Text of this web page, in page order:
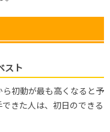
スト
初動が最も高くなると予
きた人は、初日のできる